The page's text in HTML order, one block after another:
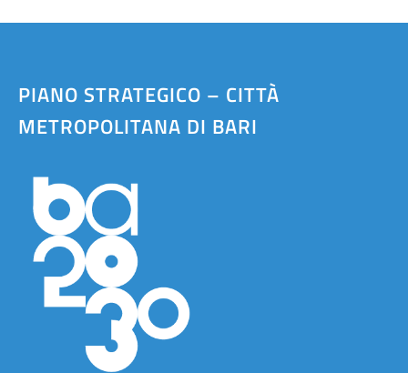
PIANO STRATEGICO – CITTÀ
METROPOLITANA DI BARI